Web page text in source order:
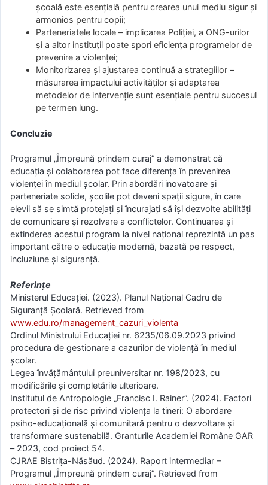
școală este esențială pentru crearea unui mediu sigur și
armonios pentru copii;
Parteneriatele locale – implicarea Poliției, a ONG-urilor
și a altor instituții poate spori eficiența programelor de
prevenire a violenței;
Monitorizarea și ajustarea continuă a strategiilor –
măsurarea impactului activităților și adaptarea
metodelor de intervenție sunt esențiale pentru succesul
pe termen lung.
Concluzie
Programul „Împreună prindem curaj” a demonstrat că
educația și colaborarea pot face diferența în prevenirea
violenței în mediul școlar. Prin abordări inovatoare și
parteneriate solide, școlile pot deveni spații sigure, în care
elevii să se simtă protejați și încurajați să își dezvolte abilități
de comunicare și rezolvare a conflictelor. Continuarea și
extinderea acestui program la nivel național reprezintă un pas
important către o educație modernă, bazată pe respect,
incluziune și siguranță.
Referințe
Ministerul Educației. (2023). Planul Național Cadru de
Siguranță Școlară. Retrieved from
www.edu.ro/management_cazuri_violenta
Ordinul Ministrului Educației nr. 6235/06.09.2023 privind
procedura de gestionare a cazurilor de violență în mediul
școlar.
Legea învățământului preuniversitar nr. 198/2023, cu
modificările și completările ulterioare.
Institutul de Antropologie „Francisc I. Rainer”. (2024). Factori
protectori și de risc privind violența la tineri: O abordare
psiho-educațională și comunitară pentru o dezvoltare și
transformare sustenabilă. Granturile Academiei Române GAR
– 2023, cod proiect 54.
CJRAE Bistrița-Năsăud. (2024). Raport intermediar –
Programul „Împreună prindem curaj”. Retrieved from